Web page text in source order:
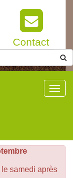
Contact
samedi après